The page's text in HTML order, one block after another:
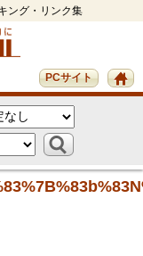
ング・リンク集
PCサイト